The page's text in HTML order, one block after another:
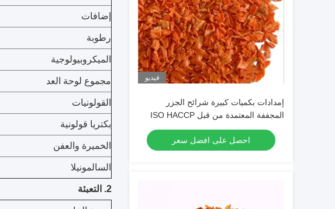
فيديو
إمدادات بكميات كبيرة شرائح الجزر
المجففة المعتمدة من قبل ISO HACCP
FDA HALAL وحبيبات الجزر المجففة مع
رطوبة ما يصل إلى 7٪ وانخفاض السكراحصل على افضل سعر
إضافات
رطوبة
الميكروبيولوجية
مجموع لوحة العد
القولونيات
بكتريا قولونية
الخميرة والعفن
السالمونيلا
2. التعبئة